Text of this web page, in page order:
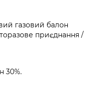
газовий балон
приєднання /
30%.